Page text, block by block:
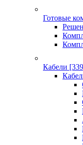
Готовые
Кабели